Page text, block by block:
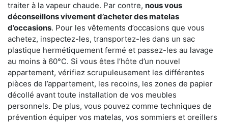
traiter à la vapeur chaude. Par contre, nous vous
déconseillons vivement d’acheter des matelas
d’occasions. Pour les vêtements d’occasions que vous
achetez, inspectez-les, transportez-les dans un sac
plastique hermétiquement fermé et passez-les au lavage
au moins à 60°C. Si vous êtes l’hôte d’un nouvel
appartement, vérifiez scrupuleusement les différentes
pièces de l’appartement, les recoins, les zones de papier
décollé avant toute installation de vos meubles
personnels. De plus, vous pouvez comme techniques de
prévention équiper vos matelas, vos sommiers et oreillers